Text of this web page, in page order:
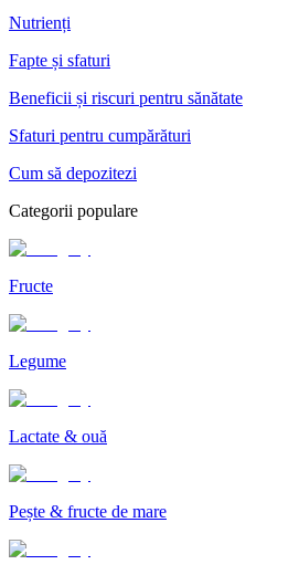
Nutrienți
Fapte și sfaturi
Beneficii și riscuri pentru sănătate
Sfaturi pentru cumpărături
Cum să depozitezi
Categorii populare
Fructe
Legume
Lactate & ouă
Pește & fructe de mare